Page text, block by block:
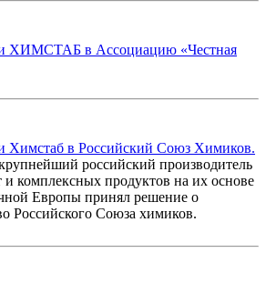
ХИМСТАБ в Ассоциацию «Честная
Химстаб в Российский Союз Химиков.
российский производитель
комплексных продуктов на их основе
Европы принял решение о
Российского Союза химиков.